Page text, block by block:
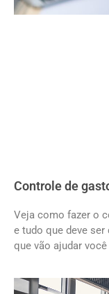
Controle de
Veja como fazer o
e tudo que deve
que vão ajudar